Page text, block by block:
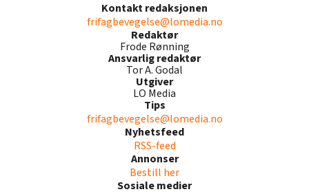
Kontakt redaksjonen
frifagbevegelse@lomedia.no
Redaktør
Frode Rønning
Ansvarlig redaktør
Tor A. Godal
Utgiver
LO Media
Tips
frifagbevegelse@lomedia.no
Nyhetsfeed
RSS-feed
Annonser
Bestill her
Sosiale medier